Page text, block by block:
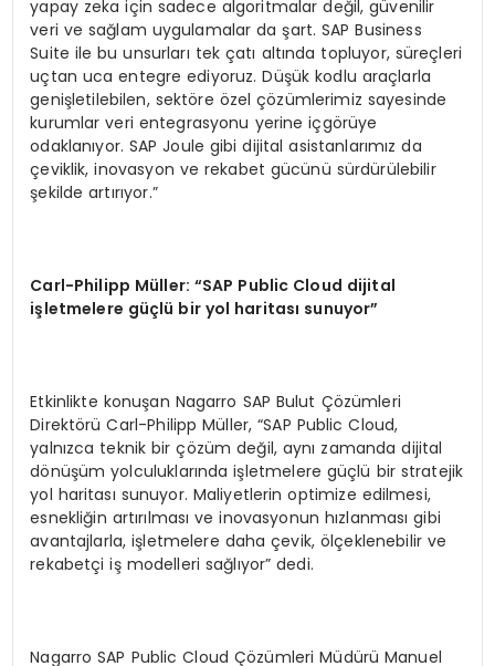
yapay zeka için sadece algoritmalar değil, güvenilir
veri ve sağlam uygulamalar da şart. SAP Business
Suite ile bu unsurları tek çatı altında topluyor, süreçleri
uçtan uca entegre ediyoruz. Düşük kodlu araçlarla
genişletilebilen, sektöre özel çözümlerimiz sayesinde
kurumlar veri entegrasyonu yerine içgörüye
odaklanıyor. SAP Joule gibi dijital asistanlarımız da
çeviklik, inovasyon ve rekabet gücünü sürdürülebilir
şekilde artırıyor.”
Carl-Philipp Müller: “SAP Public Cloud dijital
işletmelere güçlü bir yol haritası sunuyor”
Etkinlikte konuşan Nagarro SAP Bulut Çözümleri
Direktörü Carl-Philipp Müller, “SAP Public Cloud,
yalnızca teknik bir çözüm değil, aynı zamanda dijital
dönüşüm yolculuklarında işletmelere güçlü bir stratejik
yol haritası sunuyor. Maliyetlerin optimize edilmesi,
esnekliğin artırılması ve inovasyonun hızlanması gibi
avantajlarla, işletmelere daha çevik, ölçeklenebilir ve
rekabetçi iş modelleri sağlıyor” dedi.
Nagarro SAP Public Cloud Çözümleri Müdürü Manuel